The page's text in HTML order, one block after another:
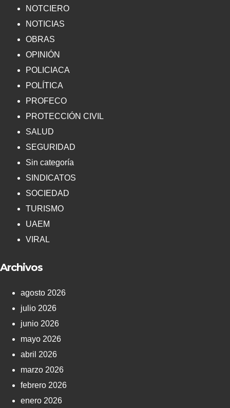
NOTCIERO
NOTICIAS
OBRAS
OPINIÓN
POLICIACA
POLÍTICA
PROFECO
PROTECCIÓN CIVIL
SALUD
SEGURIDAD
Sin categoría
SINDICATOS
SOCIEDAD
TURISMO
UAEM
VIRAL
Archivos
agosto 2026
julio 2026
junio 2026
mayo 2026
abril 2026
marzo 2026
febrero 2026
enero 2026